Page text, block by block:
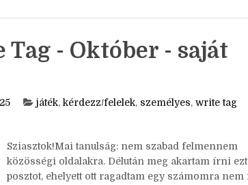
- Október - saját
játék,kérdezz/felelek,személyes,write tag